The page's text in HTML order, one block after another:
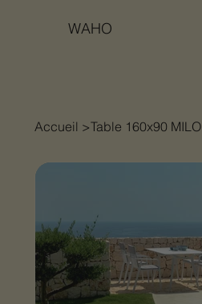
WAHO
Accueil >Table 160x90 MILO